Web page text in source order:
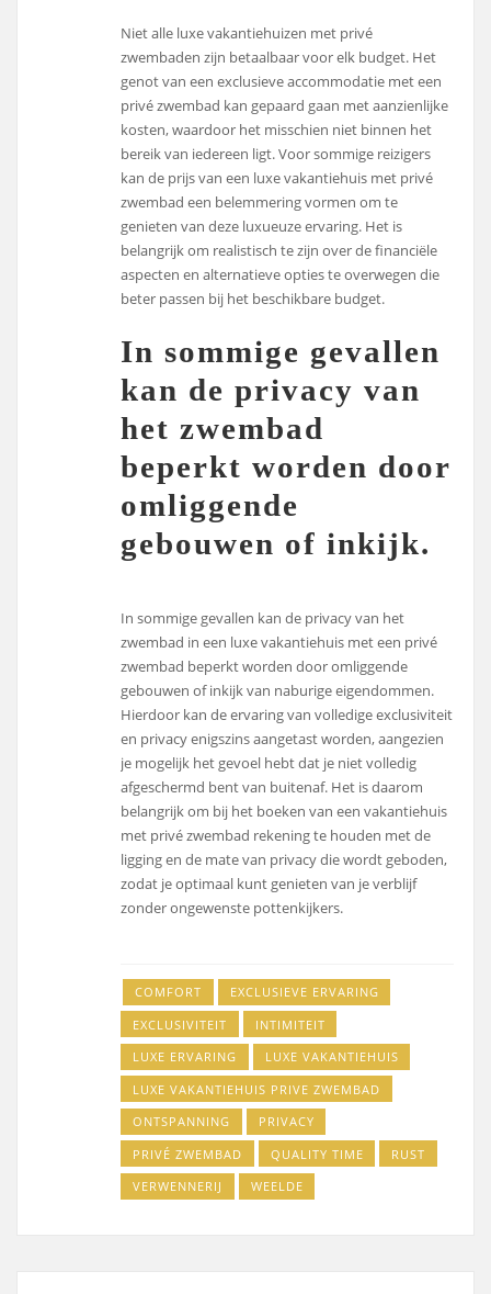
Niet alle luxe vakantiehuizen met privé
zwembaden zijn betaalbaar voor elk budget. Het
genot van een exclusieve accommodatie met een
privé zwembad kan gepaard gaan met aanzienlijke
kosten, waardoor het misschien niet binnen het
bereik van iedereen ligt. Voor sommige reizigers
kan de prijs van een luxe vakantiehuis met privé
zwembad een belemmering vormen om te
genieten van deze luxueuze ervaring. Het is
belangrijk om realistisch te zijn over de financiële
aspecten en alternatieve opties te overwegen die
beter passen bij het beschikbare budget.
In sommige gevallen
kan de privacy van
het zwembad
beperkt worden door
omliggende
gebouwen of inkijk.
In sommige gevallen kan de privacy van het
zwembad in een luxe vakantiehuis met een privé
zwembad beperkt worden door omliggende
gebouwen of inkijk van naburige eigendommen.
Hierdoor kan de ervaring van volledige exclusiviteit
en privacy enigszins aangetast worden, aangezien
je mogelijk het gevoel hebt dat je niet volledig
afgeschermd bent van buitenaf. Het is daarom
belangrijk om bij het boeken van een vakantiehuis
met privé zwembad rekening te houden met de
ligging en de mate van privacy die wordt geboden,
zodat je optimaal kunt genieten van je verblijf
zonder ongewenste pottenkijkers.
COMFORT
EXCLUSIEVE ERVARING
EXCLUSIVITEIT
INTIMITEIT
LUXE ERVARING
LUXE VAKANTIEHUIS
LUXE VAKANTIEHUIS PRIVE ZWEMBAD
ONTSPANNING
PRIVACY
PRIVÉ ZWEMBAD
QUALITY TIME
RUST
VERWENNERIJ
WEELDE